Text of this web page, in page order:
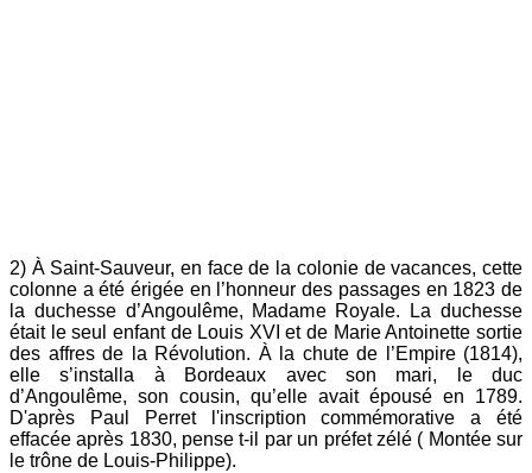
2) À Saint-Sauveur, en face de la colonie de vacances, cette
colonne a été érigée en l’honneur des passages en 1823 de
la duchesse d’Angoulême, Madame Royale. La duchesse
était le seul enfant de Louis XVI et de Marie Antoinette sortie
des affres de la Révolution. À la chute de l’Empire (1814),
elle s’installa à Bordeaux avec son mari, le duc
d’Angoulême, son cousin, qu’elle avait épousé en 1789.
D'après Paul Perret l'inscription commémorative a été
effacée après 1830, pense t-il par un préfet zélé ( Montée sur
le trône de Louis-Philippe).